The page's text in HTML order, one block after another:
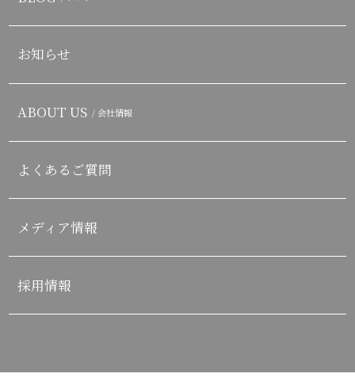
お知らせ
ABOUT US / 会社情報
よくあるご質問
メディア情報
採用情報